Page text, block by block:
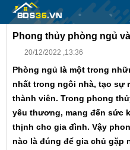
Phong thủy phòng ngủ
20/12/2022 ,13:36
Phòng ngủ là một trong
nhất trong ngôi nhà, tạo sự
thành viên. Trong phong
yêu thương, mang đến sức
thịnh cho gia đình. Vậy
nào là đúng để gia chủ gặp